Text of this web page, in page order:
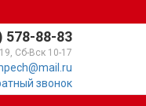
578-88-83
Сб-Вск 10-17
звонок